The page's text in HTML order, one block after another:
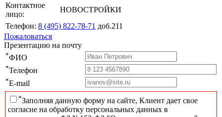
Контактное
лицо:
НОВОСТРОЙКИ
Телефон: 8 (495) 822-78-71 доб.211
Пожаловаться
Презентацию на почту
*ФИО
*Телефон
*E-mail
*Заполняя данную форму на сайте, Клиент дает свое
согласие на обработку персональных данных в